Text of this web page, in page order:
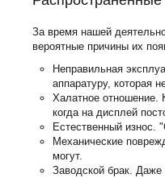
За время нашей
вероятные причины их
Неправильная
аппаратуру, которая
Халатное отношение.
когда на дисплей
Естественный износ.
Механические
могут.
Заводской брак. Даже